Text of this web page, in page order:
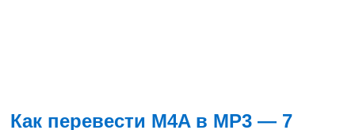
Как перевести M4A в MP3 — 7